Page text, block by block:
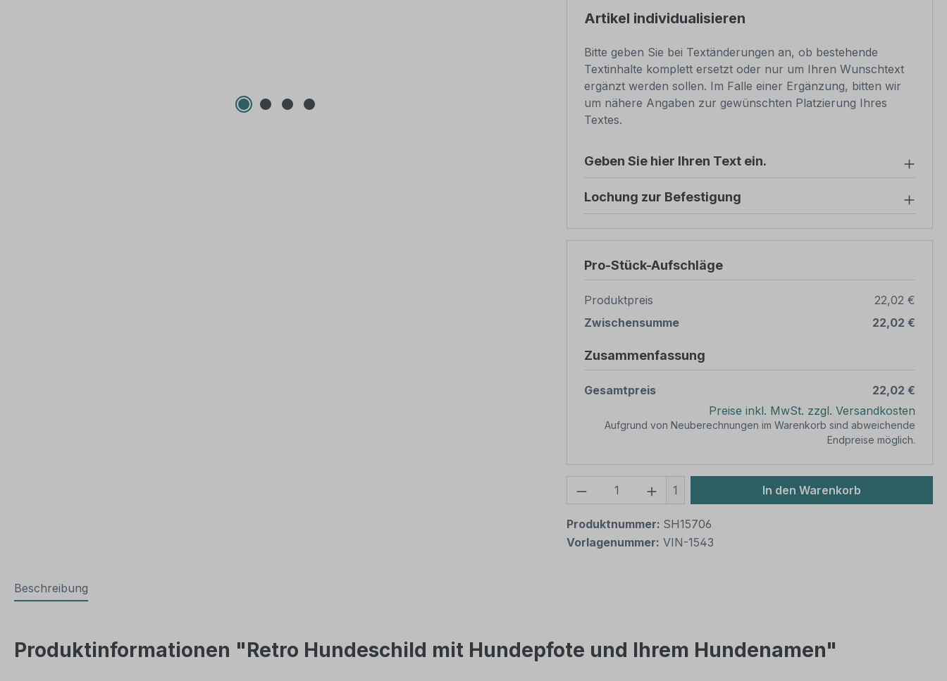
Artikel individualisieren
Bitte geben Sie bei Textänderungen an, ob bestehende
Textinhalte komplett ersetzt oder nur um Ihren Wunschtext
ergänzt werden sollen. Im Falle einer Ergänzung, bitten wir
um nähere Angaben zur gewünschten Platzierung Ihres
Textes.
Geben Sie hier Ihren Text ein.
Lochung zur Befestigung
Pro-Stück-Aufschläge
Produktpreis
22,02 €
Zwischensumme
22,02 €
Zusammenfassung
Gesamtpreis
22,02 €
Preise inkl. MwSt. zzgl. Versandkosten
Aufgrund von Neuberechnungen im Warenkorb sind abweichende
Endpreise möglich.
Produkt Anzahl: Gib den gewünschten Wert
1 In den Warenkorb
Produktnummer: SH15706
Vorlagenummer: VIN-1543
Beschreibung
Produktinformationen "Retro Hundeschild mit Hundepfote und Ihrem Hundenamen"